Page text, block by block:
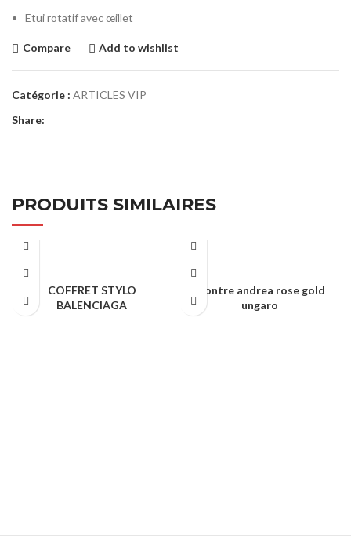
Etui rotatif avec œillet
Compare Add to wishlist
Catégorie : ARTICLES VIP
Share:
PRODUITS SIMILAIRES
COFFRET STYLO
BALENCIAGA
Montre andrea rose gold
ungaro